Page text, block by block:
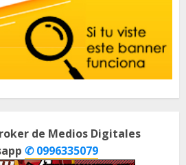
de Medios Digitales
✆ 0996335079